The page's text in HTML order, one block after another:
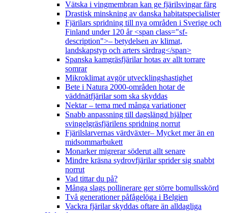
Vätska i vingmembran kan ge fjärilsvingar färg
Drastisk minskning av danska habitatspecialister
Fjärilars spridning till nya områden i Sverige och
Finland under 120 år <span class="sf-
description">– betydelsen av klimat,
landskapstyp och arters särdrag</span>
Spanska kamgräsfjärilar hotas av allt torrare
somrar
Mikroklimat avgör utvecklingshastighet
Bete i Natura 2000-områden hotar de
väddnätfjärilar som ska skyddas
Nektar – tema med många variationer
Snabb anpassning till dagslängd hjälper
svingelgräsfjärilens spridning norrut
Fjärilslarvernas värdväxter– Mycket mer än en
midsommarbukett
Monarker migrerar söderut allt senare
Mindre kräsna sydrovfjärilar sprider sig snabbt
norrut
Vad tittar du på?
Många slags pollinerare ger större bomullsskörd
Två generationer påfågelöga i Belgien
Vackra fjärilar skyddas oftare än alldagliga